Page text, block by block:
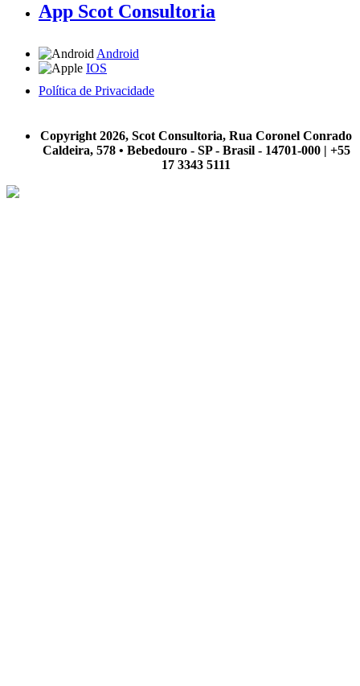
App Scot Consultoria
Android
IOS
Política de Privacidade
Copyright 2026, Scot Consultoria, Rua Coronel Conrado
Caldeira, 578 • Bebedouro - SP - Brasil - 14701-000 | +55
17 3343 5111